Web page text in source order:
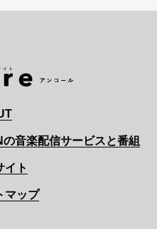
の音楽配信サービスと番組
イト
マップ